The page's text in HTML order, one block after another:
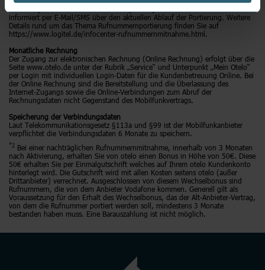
informiert per E-Mail/SMS über den aktuellen Ablauf der Portierung. Weitere
Details rund um das Thema Rufnummernportierung finden Sie auf
https://www.logitel.de/infocenter-rufnummernmitnahme.html.
Monatliche Rechnung
Der Zugang zur elektronischen Rechnung (Online Rechnung) erfolgt über die
Seite www.otelo.de unter der Rubrik „Service“ und Unterpunkt „Mein Otelo“
per Login mit individuellen Login-Daten für die Kundenbetreuung Online. Bei
der Online Rechnung sind die Bereitstellung und die Überlassung des
Internet-Zugangs sowie die Online-Verbindungen zum Abruf der
Rechnungsdaten nicht Gegenstand des Mobilfunkvertrags.
Speicherung der Verbindungsdaten
Laut Telekommunikationsgesetz §113a und §99 ist der Mobilfunkanbieter
verpflichtet die Verbindungsdaten 6 Monate zu speichern.
*2 Bei einer nachträglichen Rufnummernmitnahme, innerhalb von 3 Monaten
nach Aktivierung, erhalten Sie von otelo einen Bonus in Höhe von 50€. Diese
50€ erhalten Sie per Einmalgutschrift welches auf Ihrem otelo Kundenkonto
hinterlegt wird. Die Gutschrift wird mit allen Kosten seitens otelo (außer
Drittanbieter) verrechnet. Ausgeschlossen von diesem Wechselbonus sind
Rufnummern, die von dem Anbieter Vodafone kommen. Generell gilt als
Voraussetzung für den Erhalt des Wechselbonus, das der Alt-Anbieter-Vertrag,
von dem die Rufnummer portiert werden soll, mindestens 3 Monate
bestanden haben muss. Eine Barauszahlung ist nicht möglich.